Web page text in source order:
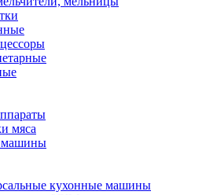
мяса
машины
кухонные машины